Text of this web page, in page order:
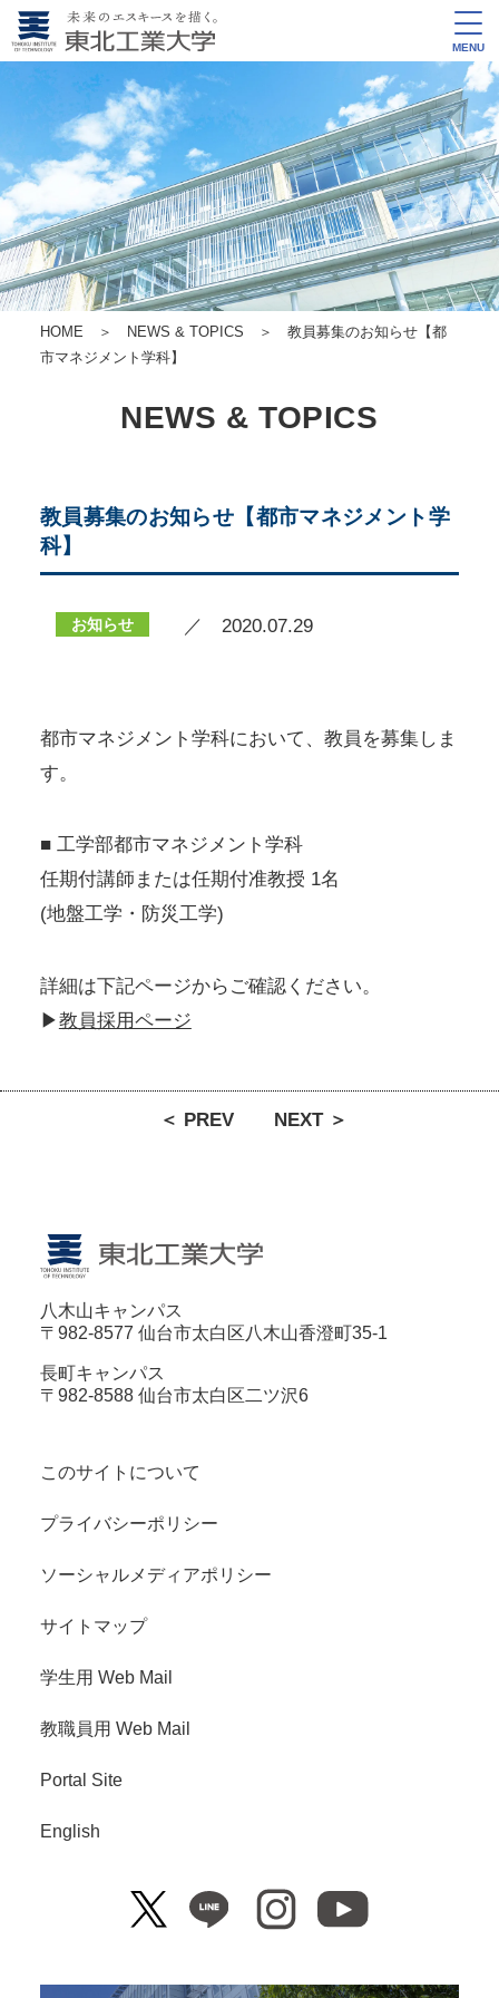
MENU
HOME ＞ NEWS & TOPICS ＞ 教員募集のお知らせ【都
市マネジメント学科】
NEWS & TOPICS
教員募集のお知らせ【都市マネジメント学
科】
お知らせ ／ 2020.07.29
都市マネジメント学科において、教員を募集しま
す。
■ 工学部都市マネジメント学科
任期付講師または任期付准教授 1名
(地盤工学・防災工学)
詳細は下記ページからご確認ください。
▶教員採用ページ
＜ PREV NEXT ＞
八木山キャンパス
〒982-8577 仙台市太白区八木山香澄町35-1
長町キャンパス
〒982-8588 仙台市太白区二ツ沢6
このサイトについて
プライバシーポリシー
ソーシャルメディアポリシー
サイトマップ
学生用 Web Mail
教職員用 Web Mail
Portal Site
English